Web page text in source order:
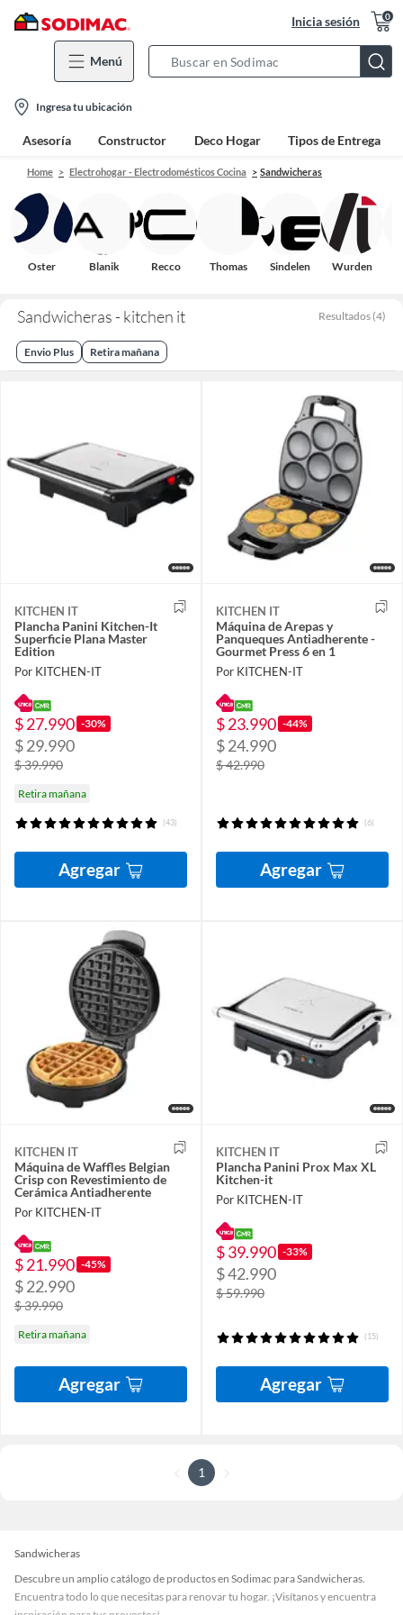
Inicia sesión 0
Menú
Bar
location-
icon
Ingresa tu ubicación
Asesoría Constructor Deco Hogar Tipos de Entrega
Home Electrohogar - Electrodomésticos Cocina Sandwicheras
Oster Blanik Recco Thomas Sindelen Wurden
Sandwicheras - kitchen it Resultados (4)
Envio Plus Retira mañana
KITCHEN IT
Plancha Panini Kitchen-It
Superficie Plana Master
Edition
Por KITCHEN-IT
$ 27.990 -30%
$ 29.990
$ 39.990
Retira mañana
(43)
Agregar
KITCHEN IT
Máquina de Arepas y
Panqueques Antiadherente -
Gourmet Press 6 en 1
Por KITCHEN-IT
$ 23.990 -44%
$ 24.990
$ 42.990
(6)
Agregar
KITCHEN IT
Máquina de Waffles Belgian
Crisp con Revestimiento de
Cerámica Antiadherente
Por KITCHEN-IT
$ 21.990 -45%
$ 22.990
$ 39.990
Retira mañana
Agregar
KITCHEN IT
Plancha Panini Prox Max XL
Kitchen-it
Por KITCHEN-IT
$ 39.990 -33%
$ 42.990
$ 59.990
(15)
Agregar
1
Sandwicheras
Descubre un amplio catálogo de productos en Sodimac para Sandwicheras.
Encuentra todo lo que necesitas para renovar tu hogar. ¡Visítanos y encuentra